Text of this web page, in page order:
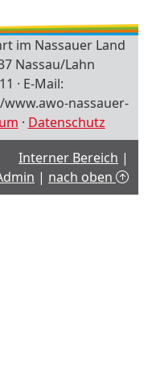
im Nassauer Land
Nassau/Lahn
· E-Mail:
nassauer-
· Datenschutz
Interner Bereich |
| nach oben